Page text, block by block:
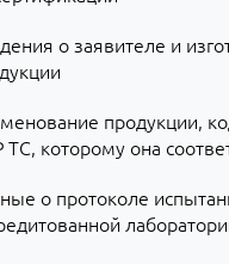
о заявителе и
продукции,
ТС, которому она
о протоколе